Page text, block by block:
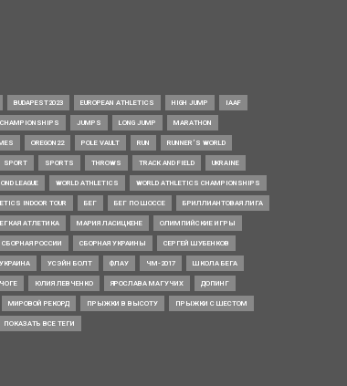
BUDAPEST2023 EUROPEAN ATHLETICS HIGH JUMP IAAF
CHAMPIONSHIPS JUMPS LONG JUMP MARATHON
OREGON22 POLE VAULT RUN RUNNER’S WORLD
SPORT SPORTS THROWS TRACK AND FIELD UKRAINE
LEAGUE WORLD ATHLETICS WORLD ATHLETICS CHAMPIONSHIPS
INDOOR TOUR БЕГ БЕГ ПО ШОССЕ БРИЛЛИАНТОВАЯ ЛИГА
АТЛЕТИКА МАРИЯ ЛАСИЦКЕНЕ ОЛИМПИЙСКИЕ ИГРЫ
СБОРНАЯ РОССИИ СБОРНАЯ УКРАИНЫ СЕРГЕЙ ШУБЕНКОВ
УКРАИНА УСЭЙН БОЛТ ФЛАУ ЧМ-2017 ШКОЛА БЕГА
ЮЛИЯ ЛЕВЧЕНКО ЯРОСЛАВА МАГУЧИХ ДОПИНГ
МИРОВОЙ РЕКОРД ПРЫЖКИ В ВЫСОТУ ПРЫЖКИ С ШЕСТОМ
ПОКАЗАТЬ ВСЕ ТЕГИ